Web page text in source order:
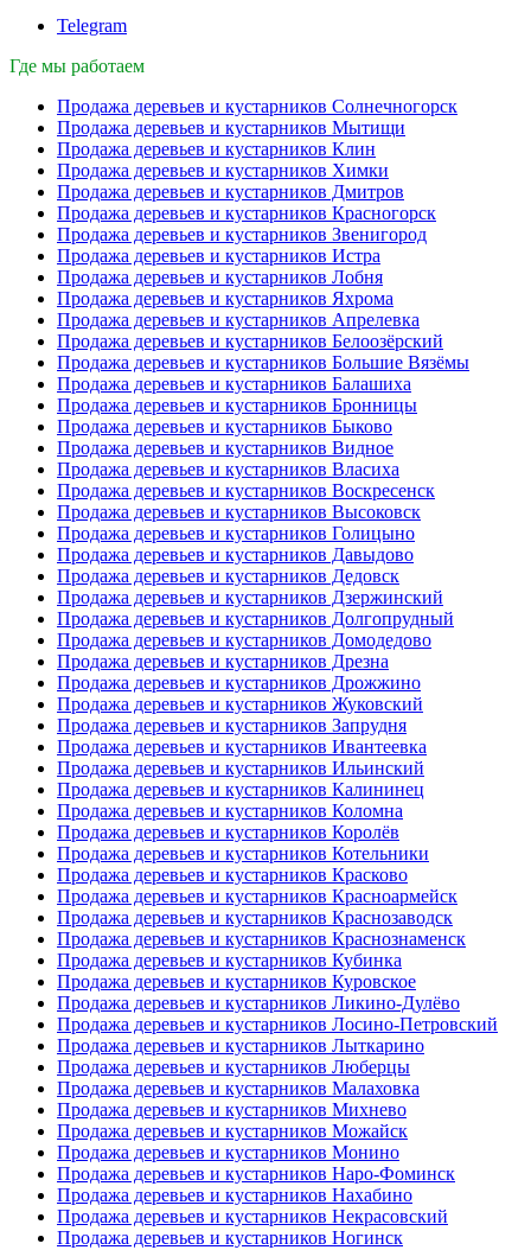
Telegram
Где мы работаем
Продажа деревьев и кустарников Солнечногорск
Продажа деревьев и кустарников Мытищи
Продажа деревьев и кустарников Клин
Продажа деревьев и кустарников Химки
Продажа деревьев и кустарников Дмитров
Продажа деревьев и кустарников Красногорск
Продажа деревьев и кустарников Звенигород
Продажа деревьев и кустарников Истра
Продажа деревьев и кустарников Лобня
Продажа деревьев и кустарников Яхрома
Продажа деревьев и кустарников Апрелевка
Продажа деревьев и кустарников Белоозёрский
Продажа деревьев и кустарников Большие Вязёмы
Продажа деревьев и кустарников Балашиха
Продажа деревьев и кустарников Бронницы
Продажа деревьев и кустарников Быково
Продажа деревьев и кустарников Видное
Продажа деревьев и кустарников Власиха
Продажа деревьев и кустарников Воскресенск
Продажа деревьев и кустарников Высоковск
Продажа деревьев и кустарников Голицыно
Продажа деревьев и кустарников Давыдово
Продажа деревьев и кустарников Дедовск
Продажа деревьев и кустарников Дзержинский
Продажа деревьев и кустарников Долгопрудный
Продажа деревьев и кустарников Домодедово
Продажа деревьев и кустарников Дрезна
Продажа деревьев и кустарников Дрожжино
Продажа деревьев и кустарников Жуковский
Продажа деревьев и кустарников Запрудня
Продажа деревьев и кустарников Ивантеевка
Продажа деревьев и кустарников Ильинский
Продажа деревьев и кустарников Калининец
Продажа деревьев и кустарников Коломна
Продажа деревьев и кустарников Королёв
Продажа деревьев и кустарников Котельники
Продажа деревьев и кустарников Красково
Продажа деревьев и кустарников Красноармейск
Продажа деревьев и кустарников Краснозаводск
Продажа деревьев и кустарников Краснознаменск
Продажа деревьев и кустарников Кубинка
Продажа деревьев и кустарников Куровское
Продажа деревьев и кустарников Ликино-Дулёво
Продажа деревьев и кустарников Лосино-Петровский
Продажа деревьев и кустарников Лыткарино
Продажа деревьев и кустарников Люберцы
Продажа деревьев и кустарников Малаховка
Продажа деревьев и кустарников Михнево
Продажа деревьев и кустарников Можайск
Продажа деревьев и кустарников Монино
Продажа деревьев и кустарников Наро-Фоминск
Продажа деревьев и кустарников Нахабино
Продажа деревьев и кустарников Некрасовский
Продажа деревьев и кустарников Ногинск